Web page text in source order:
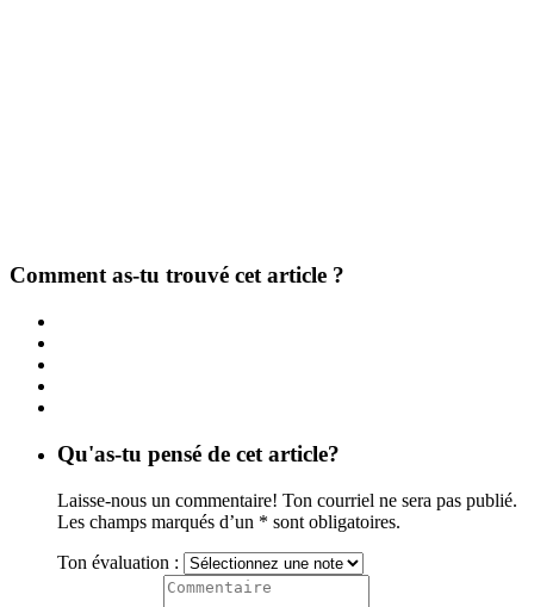
Comment as-tu trouvé cet article ?
Qu'as-tu pensé de cet article?
Laisse-nous un commentaire! Ton courriel ne sera pas publié.
Les champs marqués d’un * sont obligatoires.
Ton évaluation :